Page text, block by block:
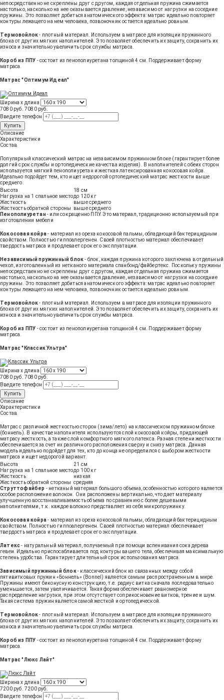
непосредственно не скреплены друг с другом, каждая отдельная пружина сжимается
настолько, насколько на нее оказывается давление, независимо от нагрузки на соседние
пружины. Это позволяет добиться анатомического эффекта: матрас идеально повторяет
контуры лежащего на нем человека, позвоночник остается идеально ровным.
Термовойлок- плотный материал. Используем в матрасе для изоляции пружинного
блока от других мягких наполнителей. Это позволяет обеспечить их защиту, сохранить их
износа и значительно увеличить срок службы матраса.
Короб из ППУ - состоит из пенополиуретана толщиной 4 см. Поддерживает форму
матраса.
Матрас "Оптимум Идеал"
Ширина х длина
7080 руб. 7080 руб.
Введите телефон
Купить
Описание
Характеристики
Состав
Популярный классический матрас на независимом пружинном блоке (гарантирует более
долгий срок службы и ортопедические качества изделия). В наполнителей с обеих сторон
используется мягкий пенополиуретан и жесткая латексированная кокосовая койра.
Идеально подойдет тем, кто ищет недорогой ортопедический матрас жесткости выше
среднего.
Высота
18 см
Нагрузка на 1 спальное местодо 120 кг
Жесткость
выше среднего
Жесткость обратной стороны
выше среднего
Пенополиуретан - или сокращенно ППУ. Это материал, традиционно используемый при
изготовлении мебели
Кокосовая койра- материал из ореха кокосовой пальмы, обладающий бактерицидным
свойством. Полностью гиппоалергенен. Своей плотностью материал обеспечивает
твердость матраса и продлевает срок его эксплуатации.
Независимый пружинный блок- блок, каждая пружина которого заключена в отдельный
чехол, изготовленный из нетканого материала спанбонд/файбертекс. Поскольку пружины
непосредственно не скреплены друг с другом, каждая отдельная пружина сжимается
настолько, насколько на нее оказывается давление, независимо от нагрузки на соседние
пружины. Это позволяет добиться анатомического эффекта: матрас идеально повторяет
контуры лежащего на нем человека, позвоночник остается идеально ровным.
Термовойлок- плотный материал. Используем в матрасе для изоляции пружинного
блока от других мягких наполнителей. Это позволяет обеспечить их защиту, сохранить их
износа и значительно увеличить срок службы матраса.
Короб из ППУ - состоит из пенополиуретана толщиной 4 см. Поддерживает форму
матраса.
Матрас "Классик Ультра"
Ширина х длина
7080 руб. 7080 руб.
Введите телефон
Купить
Описание
Характеристики
Состав
Матрас с различной жесткостью сторон (зима/лето) на классическом пружинном блоке
(боннель). В качестве наполнителя используются слой кокосовой койры, придающей
матрасу жесткость, а также слой комфортного мягкого латекса. Разная степени жесткости
обеспечивается за счет их различного расположения сверху и снизу матраса. Данная
модель идеально подойдет для тех, кто до конца не определился с выбором жесткости
матраса и ищет недорогой вариант.
Высота
21 см
Нагрузка на 1 спальное местодо 100 кг
Жесткость
низкая
Жесткость обратной стороны средняя
Струттофайбер - нетканый материал большого объема, особенностью которого является
особое расположение волокон. Они расположены вертикально, что дает материалу
улучшенную восстанавливаемость объема по сравнению с более дешевыми
наполнителями, т.к. каждое волокно представляет из себя микропружинку.
Кокосовая койра- материал из ореха кокосовой пальмы, обладающий бактерицидным
свойством. Полностью гиппоалергенен. Своей плотностью материал обеспечивает
твердость матраса и продлевает срок его эксплуатации.
Латекс - натуральный материал, получаемый при помощи вспенивания сока дерева
гевеи. Идеально приспосабливается под контуры вашего тела, обеспечивая максимальную
степень удобства. Гарантирует длительный срок использования матраса.
Зависимый пружинный блок- классический блок из связанных между собой
пятивитковых пружин «Боннель» (Bonnel) является самым распространенным в мире.
Пружины имеют биконусную конструкцию, т.е. радиус витка сначала последовательно
уменьшается, затем увеличивается. Такая форма обеспечивает равномерное
распределение нагрузки, при этом отсутствует соприкосновение витков, трение и шум.
Такая система пружин является самой жесткой и ортопедической.
Термовойлок- плотный материал. Используем в матрасе для изоляции пружинного
блока от других мягких наполнителей. Это позволяет обеспечить их защиту, сохранить их
износа и значительно увеличить срок службы матраса.
Короб из ППУ - состоит из пенополиуретана толщиной 4 см. Поддерживает форму
матраса.
Матрас "Люкс Лайт"
Ширина х длина
7200 руб. 7200 руб.
Введите телефон